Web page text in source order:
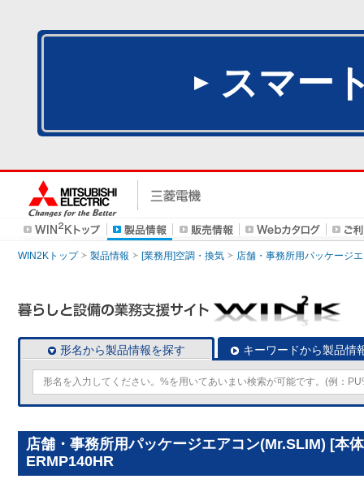
スマー
WIN2Kトップ 製品情報 [業務用]空調・換気 店舗・事務所用パッケージ
形名から製品情報を探す キーワードから製品情
店舗・事務所用パッケージエアコン(Mr.SLIM) [本
ERMP140HR